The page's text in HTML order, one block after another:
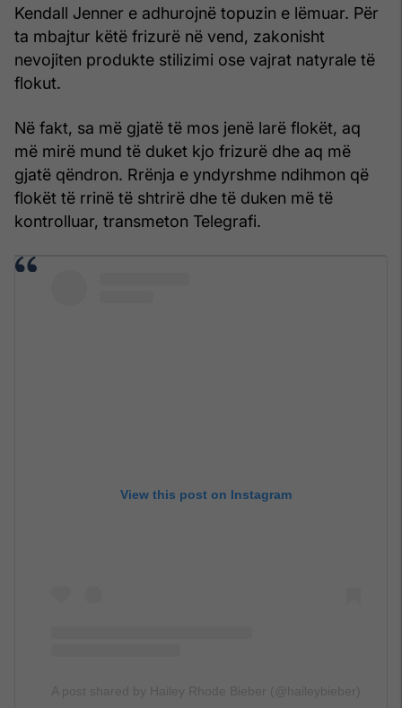
Kendall Jenner e adhurojnë topuzin e lëmuar. Për
ta mbajtur këtë frizurë në vend, zakonisht
nevojiten produkte stilizimi ose vajrat natyrale të
flokut.
Në fakt, sa më gjatë të mos jenë larë flokët, aq
më mirë mund të duket kjo frizurë dhe aq më
gjatë qëndron. Rrënja e yndyrshme ndihmon që
flokët të rrinë të shtrirë dhe të duken më të
kontrolluar, transmeton Telegrafi.
View this post on Instagram